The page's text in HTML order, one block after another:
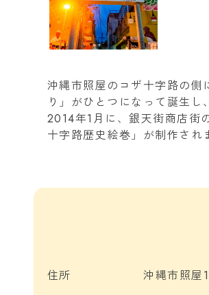
沖縄市照屋のコザ十字路の側
り」がひとつになって誕生し
2014年1月に、銀天街商店街
十字路歴史絵巻」が制作され
住所 沖縄市照屋